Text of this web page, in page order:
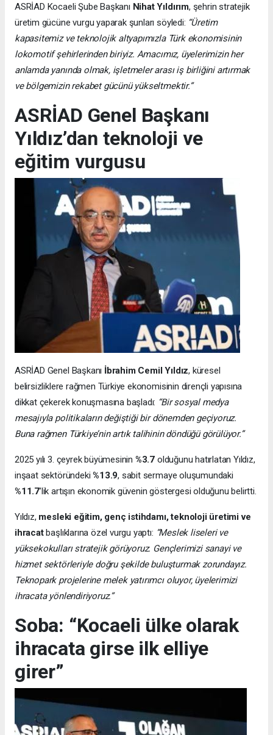
ASRİAD Kocaeli Şube Başkanı Nihat Yıldırım, şehrin stratejik
üretim gücüne vurgu yaparak şunları söyledi: “Üretim
kapasitemiz ve teknolojik altyapımızla Türk ekonomisinin
lokomotif şehirlerinden biriyiz. Amacımız, üyelerimizin her
anlamda yanında olmak, işletmeler arası iş birliğini artırmak
ve bölgemizin rekabet gücünü yükseltmektir.”
ASRİAD Genel Başkanı
Yıldız’dan teknoloji ve
eğitim vurgusu
ASRİAD Genel Başkanı İbrahim Cemil Yıldız, küresel
belirsizliklere rağmen Türkiye ekonomisinin dirençli yapısına
dikkat çekerek konuşmasına başladı: “Bir sosyal medya
mesajıyla politikaların değiştiği bir dönemden geçiyoruz.
Buna rağmen Türkiye’nin artık talihinin döndüğü görülüyor.”
2025 yılı 3. çeyrek büyümesinin %3.7 olduğunu hatırlatan Yıldız,
inşaat sektöründeki%13.9, sabit sermaye oluşumundaki
%11.7’lik artışın ekonomik güvenin göstergesi olduğunu belirtti.
Yıldız, mesleki eğitim, genç istihdamı, teknoloji üretimi ve
ihracatbaşlıklarına özel vurgu yaptı: “Meslek liseleri ve
yüksekokulları stratejik görüyoruz. Gençlerimizi sanayi ve
hizmet sektörleriyle doğru şekilde buluşturmak zorundayız.
Teknopark projelerine melek yatırımcı oluyor, üyelerimizi
ihracata yönlendiriyoruz.”
Soba: “Kocaeli ülke olarak
ihracata girse ilk elliye
girer”